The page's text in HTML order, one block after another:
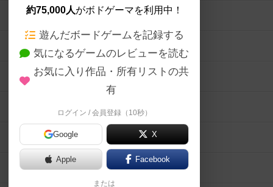
約75,000人がボドゲーマを利用中！
遊んだボードゲームを記録する
気になるゲームのレビューを読む
お気に入り作品・所有リストの共
有
ログイン / 会員登録（10秒）
Google X
Apple Facebook
または
ボードゲームの新着レビュー
ボードゲーム会情報
メカニクス特集
掲示板・トピックス
ボドとも・会員一覧
ボードゲーム業界コラム